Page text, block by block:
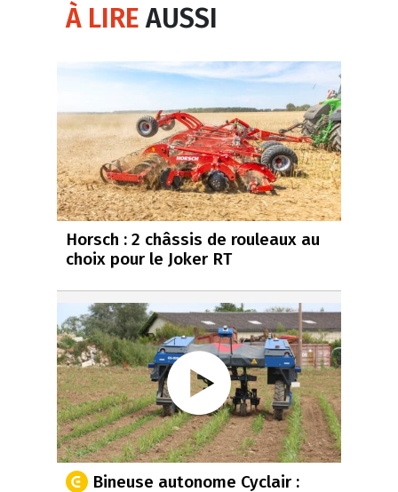
À LIREAUSSI
Horsch : 2 châssis de rouleaux au
choix pour le Joker RT
Bineuse autonome Cyclair :